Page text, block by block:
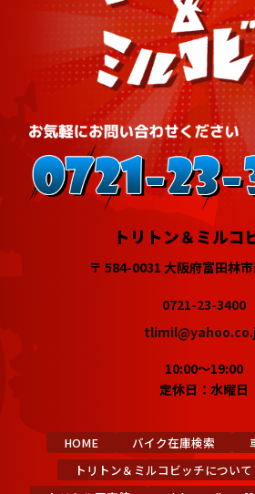
トリトン＆ミルコ
〒 584-0031 大阪府富田林
0721-23-3400
10:00～19:00
定休日：水曜日
HOME バイク在庫検索
トリトン＆ミルコビッチについて